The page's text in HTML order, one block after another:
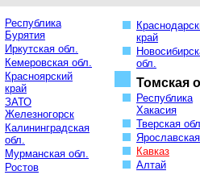
Республика
Бурятия
Иркутская обл.
Кемеровская обл.
Красноярский
край
ЗАТО
Железногорск
Калининградская
обл.
Мурманская обл.
Ростов
край
обл.
Томская
Республика
Хакасия
Тверская
Кавказ
Алтай